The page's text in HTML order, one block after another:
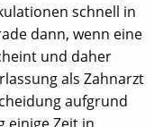
schnell in
dann, wenn eine
und daher
als Zahnarzt
aufgrund